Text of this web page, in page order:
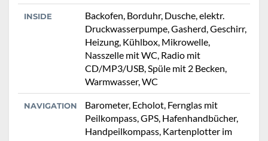
INSIDE
Backofen, Borduhr, Dusche, elektr.
Druckwasserpumpe, Gasherd, Geschirr,
Heizung, Kühlbox, Mikrowelle,
Nasszelle mit WC, Radio mit
CD/MP3/USB, Spüle mit 2 Becken,
Warmwasser, WC
NAVIGATION
Barometer, Echolot, Fernglas mit
Peilkompass, GPS, Hafenhandbücher,
Handpeilkompass, Kartenplotter im